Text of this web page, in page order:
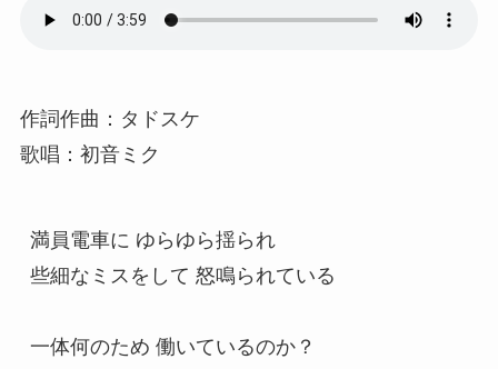
作詞作曲：タドスケ
歌唱：初音ミク
満員電車に ゆらゆら揺られ
些細なミスをして 怒鳴られている
一体何のため 働いているのか？